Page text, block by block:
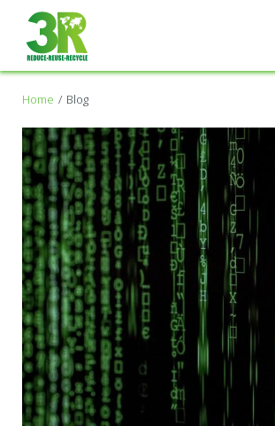
Home Blog